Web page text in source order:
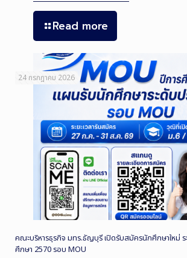
Read more
24 กรกฎาคม 2026
คณะบริหารธุรกิจ มทร.ธัญบุรี เปิดรับสมัครนักศึกษาใหม่
ศึกษา 2570 รอบ MOU